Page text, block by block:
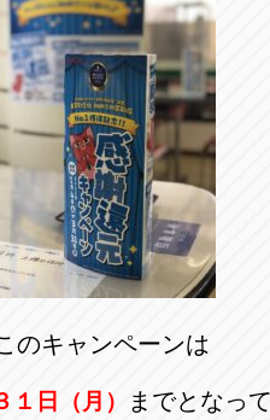
のキャンペーンは
１日（月） までとなっ